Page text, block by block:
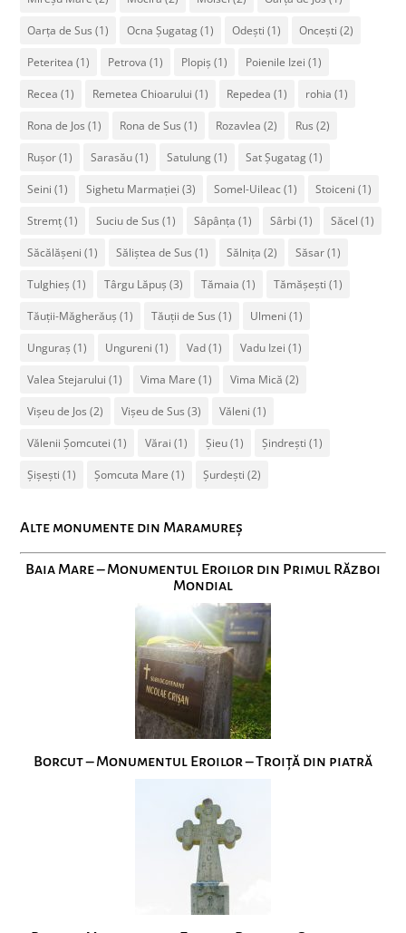
Oarța de Sus (1) Ocna Șugatag(1) Odești (1) Oncești (2)
Peteritea (1) Petrova (1) Plopiș (1) Poienile Izei (1)
Recea (1) Remetea Chioarului (1) Repedea (1) rohia (1)
Rona de Jos (1) Rona de Sus (1) Rozavlea (2) Rus (2)
Rușor(1) Sarasău(1) Satulung(1) Sat Șugatag(1)
Seini (1) Sighetu Marmației (3) Somel-Uileac(1) Stoiceni (1)
Stremț(1) Suciu de Sus (1) Sâpânța (1) Sârbi (1) Săcel (1)
Săcălășeni (1) Săliștea de Sus (1) Sălnița (2) Săsar(1)
Tulghieș (1) Târgu Lăpuș (3) Tămaia (1) Tămășești (1)
Tăuții-Măgherăuș (1) Tăuții de Sus (1) Ulmeni (1)
Unguraș (1) Ungureni (1) Vad(1) Vadu Izei (1)
Valea Stejarului (1) Vima Mare (1) Vima Mică (2)
Vișeu de Jos (2) Vișeu de Sus (3) Văleni (1)
Vălenii Șomcutei (1) Vărai (1) Șieu(1) Șindrești (1)
Șișești (1) Șomcuta Mare (1) Șurdești (2)
Alte monumente din Maramureș
Baia Mare – Monumentul Eroilor din Primul Război
Mondial
Borcut – Monumentul Eroilor – Troiță din piatră